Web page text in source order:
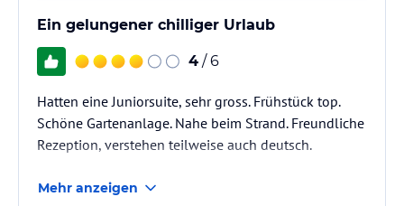
Ein gelungener chilliger Urlaub
4 / 6
Hatten eine Juniorsuite, sehr gross. Frühstück top.
Schöne Gartenanlage. Nahe beim Strand. Freundliche
Rezeption, verstehen teilweise auch deutsch.
Mehr anzeigen